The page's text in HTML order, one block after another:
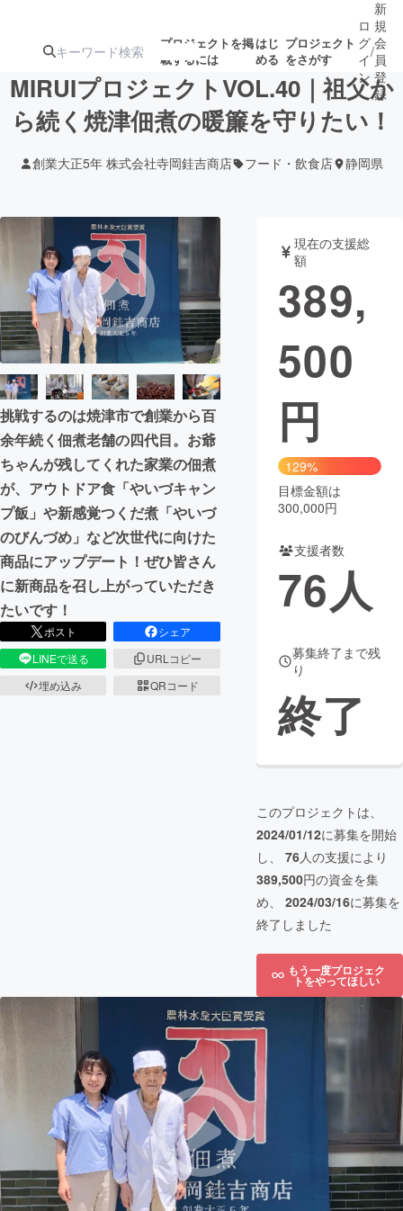
プロジェクトを掲
載するには
はじ
める
プロジェクト
をさがす
人気のプロ
ジェクト
注目のリ
ターン
注目の新着プロ
ジェクト
募集終了が近いプ
ロジェクト
もうすぐ公開
されます
アート・写真 音楽
テクノロジー・ガジェット ゲーム・サ
映像・映画
ビジネス・起業
まちづくり・地域活性化
CAMPFIRE for Social Good
CAMPFIRE Creation
CAMPFIREふるさと納税machi-ya コミュニティ
ロ
グ
イ
ン
/
新
規
会
員
登
録
MIRUIプロジェクトVOL.40｜祖父か
ら続く焼津佃煮の暖簾を守りたい！
創業大正5年 株式会社寺岡銈吉商店 フード・飲食店 静岡県
挑戦するのは焼津市で創業から百
余年続く佃煮老舗の四代目。お爺
ちゃんが残してくれた家業の佃煮
が、アウトドア食「やいづキャン
プ飯」や新感覚つくだ煮「やいづ
のびんづめ」など次世代に向けた
商品にアップデート！ぜひ皆さん
に新商品を召し上がっていただき
たいです！
ポスト
シェア
LINEで送る
URLコピー
埋め込み
QRコード
現在の支援総
額
389,
500
円
129%
目標金額は
300,000円
支援者数
76人
募集終了まで残
り
終了
このプロジェクトは、
2024/01/12に募集を開始
し、 76人の支援により
389,500円の資金を集
め、 2024/03/16に募集を
終了しました
もう一度プロジェク
トをやってほしい